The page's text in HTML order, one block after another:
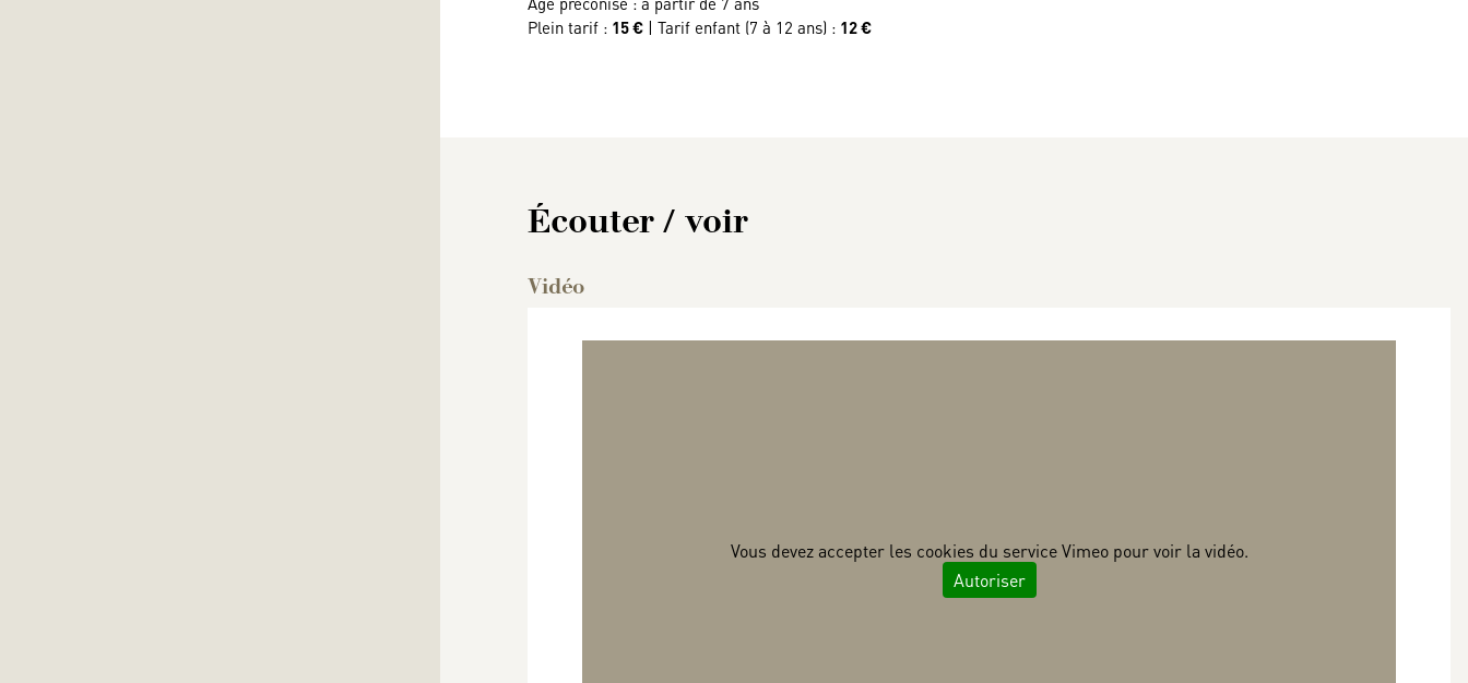
Plein tarif : 15 € | Tarif enfant (7 à 12 ans) : 12 €
Écouter / voir
Vidéo
Vous devez accepter les cookies du service Vimeo pour voir la vidéo.
Autoriser